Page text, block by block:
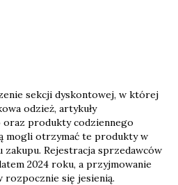
sekcji dyskontowej, w której
odzież, artykuły
produkty codziennego
mogli otrzymać te produkty w
zakupu. Rejestracja sprzedawców
2024 roku, a przyjmowanie
rozpocznie się jesienią.